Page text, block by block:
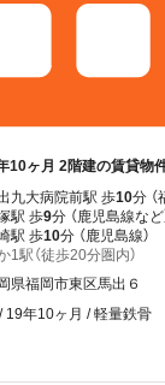
10ヶ月 2階建の賃貸物
九大病院前駅 歩10分 （
駅 歩9分 （鹿児島線など
駅 歩10分 （鹿児島線）
1駅（徒歩20分圏内）
県福岡市東区馬出６
19年10ヶ月 / 軽量鉄骨